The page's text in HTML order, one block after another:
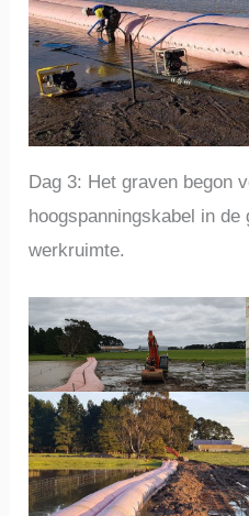
Dag 3: Het graven begon
hoogspanningskabel in de
werkruimte.